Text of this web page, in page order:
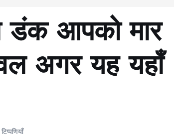
डंक आपको मार
अगर यह यहाँ